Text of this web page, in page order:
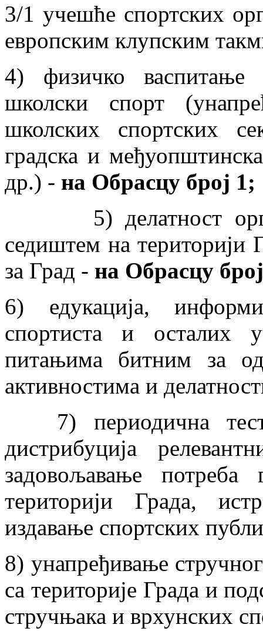
3/1 учешће спортских
европским клупским
4) физичко васпитање
школски спорт
школских спортских
градска и
др.) - на Обрасцу број 1;
5) делатност
седиштем на територији
за Град - на Обрасцу
6) едукација,
спортиста и осталих
питањима битним за
активностима и
7) периодична
дистрибуција
задовољавање
територији Града,
издавање спортских
8) унапређивање
са територије Града и
стручњака и врхунских